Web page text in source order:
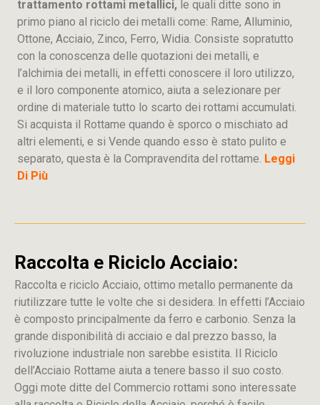
trattamento rottami metallici, le quali ditte sono in
primo piano al riciclo dei metalli come: Rame, Alluminio,
Ottone, Acciaio, Zinco, Ferro, Widia. Consiste sopratutto
con la conoscenza delle quotazioni dei metalli, e
l’alchimia dei metalli, in effetti conoscere il loro utilizzo,
e il loro componente atomico, aiuta a selezionare per
ordine di materiale tutto lo scarto dei rottami accumulati.
Si acquista il Rottame quando è sporco o mischiato ad
altri elementi, e si Vende quando esso è stato pulito e
separato, questa è la Compravendita del rottame. Leggi
Di Più
Raccolta e Riciclo Acciaio:
Raccolta e riciclo Acciaio, ottimo metallo permanente da
riutilizzare tutte le volte che si desidera. In effetti l’Acciaio
è composto principalmente da ferro e carbonio. Senza la
grande disponibilità di acciaio e dal prezzo basso, la
rivoluzione industriale non sarebbe esistita. Il Riciclo
dell’Acciaio Rottame aiuta a tenere basso il suo costo.
Oggi mote ditte del Commercio rottami sono interessate